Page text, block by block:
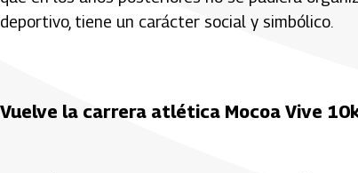
deportivo, tiene un carácter social y simbólico.
Vuelve la carrera atlética Mocoa Vive